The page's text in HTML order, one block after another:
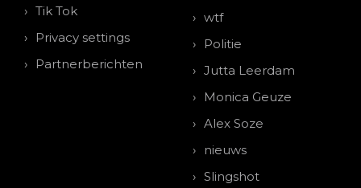
Tik Tok
Privacy settings
Partnerberichten
wtf
Politie
Jutta Leerdam
Monica Geuze
Alex Soze
nieuws
Slingshot